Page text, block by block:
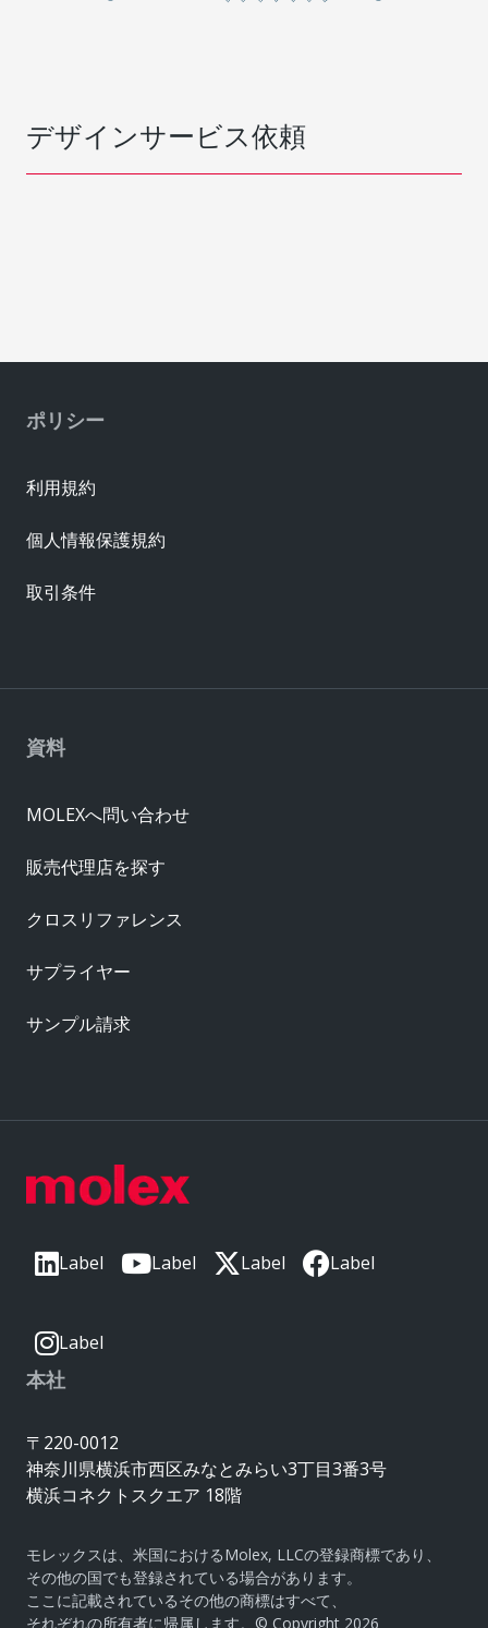
デザインサービス依頼
Label Label Label Label
Label
本社
〒220-0012
神奈川県横浜市西区みなとみらい3丁目3番3号
横浜コネクトスクエア 18階
モレックスは、米国におけるMolex, LLCの登録商標であり、
その他の国でも登録されている場合があります。
ここに記載されているその他の商標はすべて、
それぞれの所有者に帰属します。© Copyright 2026
資料
MOLEXへ問い合わせ
販売代理店を探す
クロスリファレンス
サプライヤー
サンプル請求
ポリシー
利用規約
個人情報保護規約
取引条件